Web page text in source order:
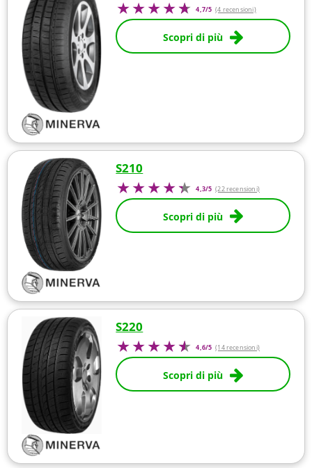
4,7/5 (4 recensioni)
Scopri di più
S210
4,3/5 (22 recensioni)
Scopri di più
S220
4,6/5 (14 recensioni)
Scopri di più